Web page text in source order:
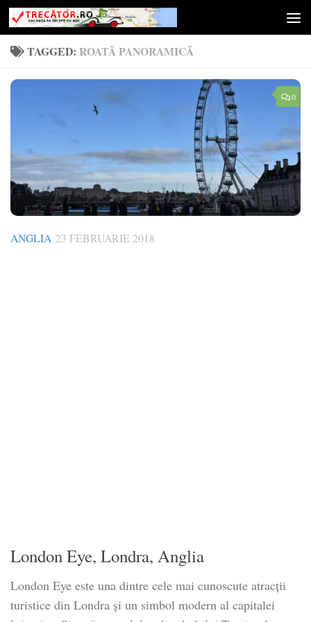
Skip to content
TAGGED: ROATĂ PANORAMICĂ
0
ANGLIA 23 FEBRUARIE 2018
London Eye, Londra, Anglia
London Eye este una dintre cele mai cunoscute atracții
turistice din Londra și un simbol modern al capitalei